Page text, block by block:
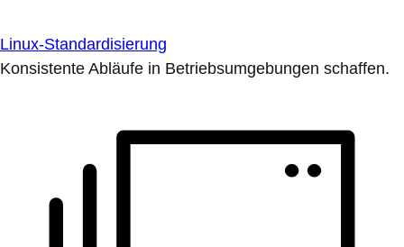
Linux-Standardisierung
Konsistente Abläufe in Betriebsumgebungen schaffen.